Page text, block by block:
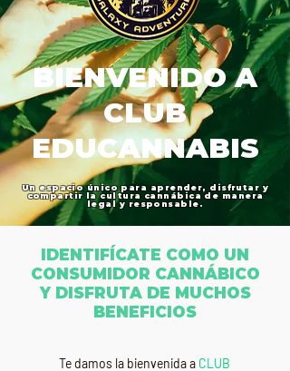
​BIENVENIDO A
CLUB
EDUCANNABIS
Un espacio único para aprender, disfrutar y
compartir la cultura cannábica de manera
legal y responsable.
IDENTIFÍCATE COMO UN
CONSUMIDOR CANNÁBICO
Y DISFRUTA DE MUCHOS
BENEFICIOS
Te damos la bienvenida a CLUB